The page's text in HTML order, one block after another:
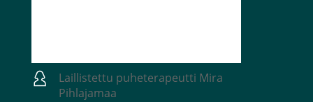
Laillistettu puheterapeutti Mira
Pihlajamaa